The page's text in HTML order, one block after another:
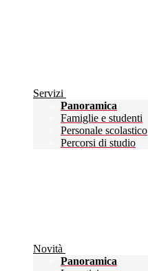
Servizi
Panoramica
Famiglie e studenti
Personale scolastico
Percorsi di studio
Novità
Panoramica